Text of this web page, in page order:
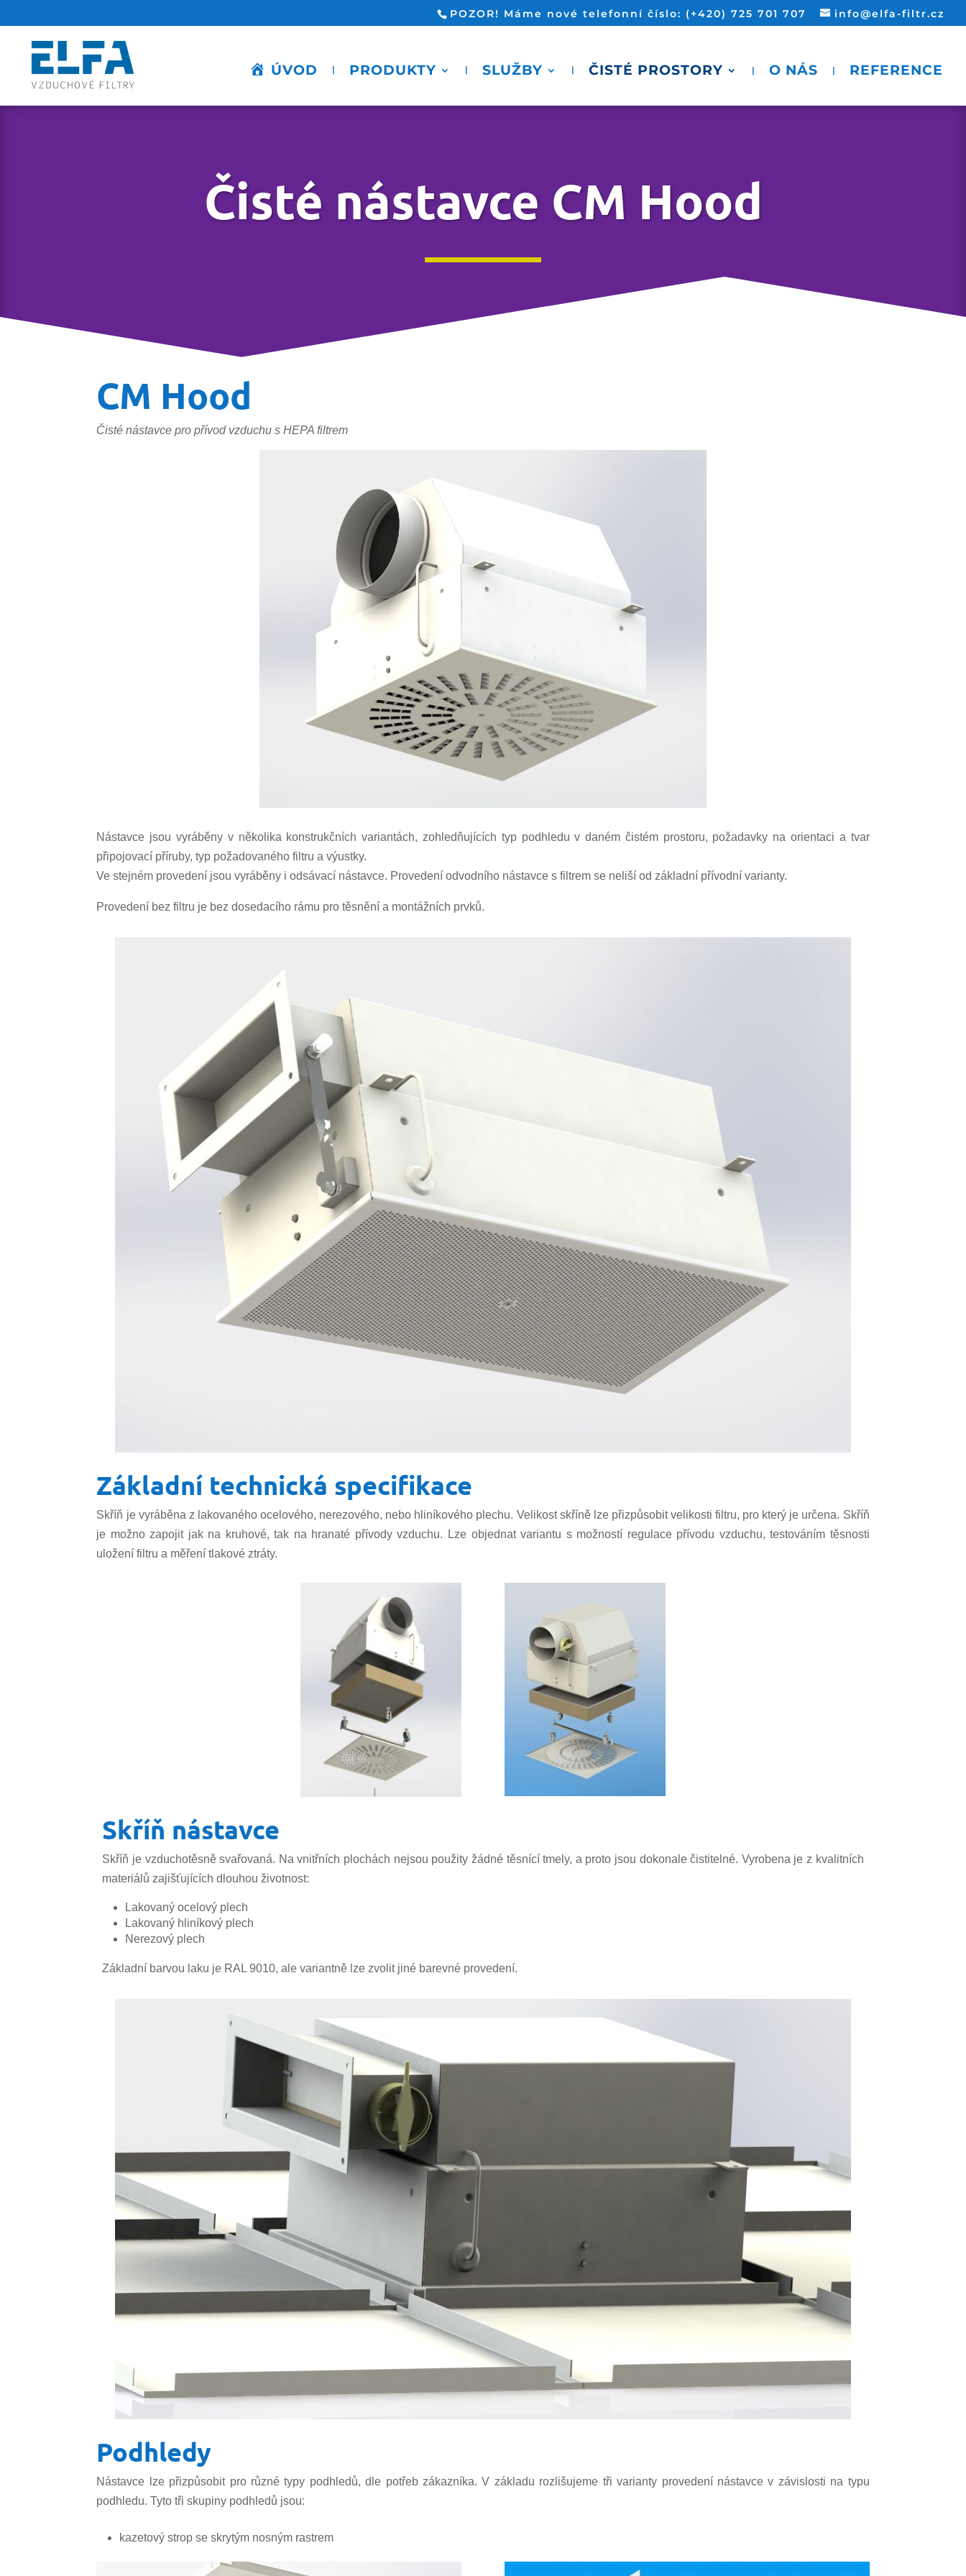
POZOR! Máme nové telefonní číslo: (+420) 725 701 707 info@elfa-filtr.cz
ÚVOD PRODUKTY SLUŽBY ČISTÉ PROSTORY O NÁS REFERENCE
Čisté nástavce CM Hood
CM Hood
Čisté nástavce pro přívod vzduchu s HEPA filtrem
Nástavce jsou vyráběny v několika konstrukčních variantách, zohledňujících typ podhledu v daném čistém prostoru, požadavky na orientaci a tvar
připojovací příruby, typ požadovaného filtru a výustky.
Ve stejném provedení jsou vyráběny i odsávací nástavce. Provedení odvodního nástavce s filtrem se neliší od základní přívodní varianty.
Provedení bez filtru je bez dosedacího rámu pro těsnění a montážních prvků.
Základní technická specifikace
Skříň je vyráběna z lakovaného ocelového, nerezového, nebo hliníkového plechu. Velikost skříně lze přizpůsobit velikosti filtru, pro který je určena. Skříň
je možno zapojit jak na kruhové, tak na hranaté přívody vzduchu. Lze objednat variantu s možností regulace přívodu vzduchu, testováním těsnosti
uložení filtru a měření tlakové ztráty.
Skříň nástavce
Skříň je vzduchotěsně svařovaná. Na vnitřních plochách nejsou použity žádné těsnící tmely, a proto jsou dokonale čistitelné. Vyrobena je z kvalitních
materiálů zajišťujících dlouhou životnost:
Lakovaný ocelový plech
Lakovaný hliníkový plech
Nerezový plech
Základní barvou laku je RAL 9010, ale variantně lze zvolit jiné barevné provedení.
Podhledy
Nástavce lze přizpůsobit pro různé typy podhledů, dle potřeb zákazníka. V základu rozlišujeme tři varianty provedení nástavce v závislosti na typu
podhledu. Tyto tři skupiny podhledů jsou:
kazetový strop se skrytým nosným rastrem